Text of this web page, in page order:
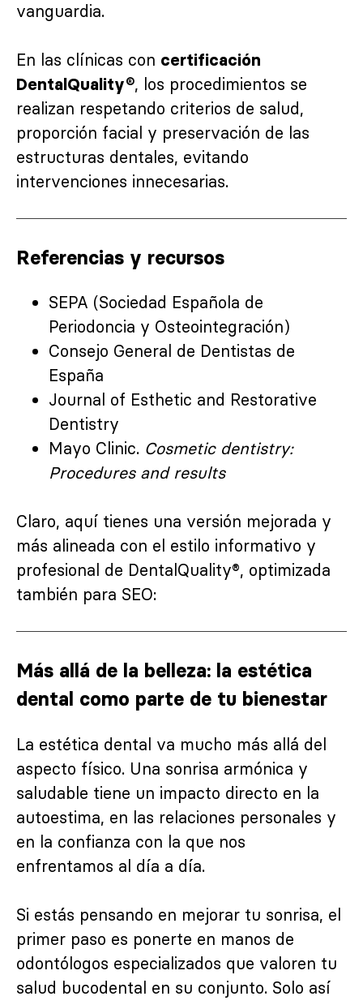
vanguardia.
En las clínicas con certificación
DentalQuality®, los procedimientos se
realizan respetando criterios de salud,
proporción facial y preservación de las
estructuras dentales, evitando
intervenciones innecesarias.
Referencias y recursos
SEPA (Sociedad Española de
Periodoncia y Osteointegración)
Consejo General de Dentistas de
España
Journal of Esthetic and Restorative
Dentistry
Mayo Clinic. Cosmetic dentistry:
Procedures and results
Claro, aquí tienes una versión mejorada y
más alineada con el estilo informativo y
profesional de DentalQuality®, optimizada
también para SEO:
Más allá de la belleza: la estética
dental como parte de tu bienestar
La estética dental va mucho más allá del
aspecto físico. Una sonrisa armónica y
saludable tiene un impacto directo en la
autoestima, en las relaciones personales y
en la confianza con la que nos
enfrentamos al día a día.
Si estás pensando en mejorar tu sonrisa, el
primer paso es ponerte en manos de
odontólogos especializados que valoren tu
salud bucodental en su conjunto. Solo así